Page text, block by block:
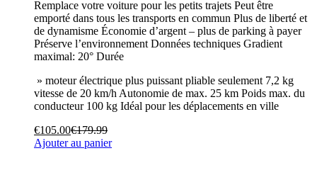
Remplace votre voiture pour les petits trajets Peut être
emporté dans tous les transports en commun Plus de liberté et
de dynamisme Économie d’argent – plus de parking à payer
Préserve l’environnement Données techniques Gradient
maximal: 20° Durée
» moteur électrique plus puissant pliable seulement 7,2 kg
vitesse de 20 km/h Autonomie de max. 25 km Poids max. du
conducteur 100 kg Idéal pour les déplacements en ville
€105.00€179.99
Ajouter au panier